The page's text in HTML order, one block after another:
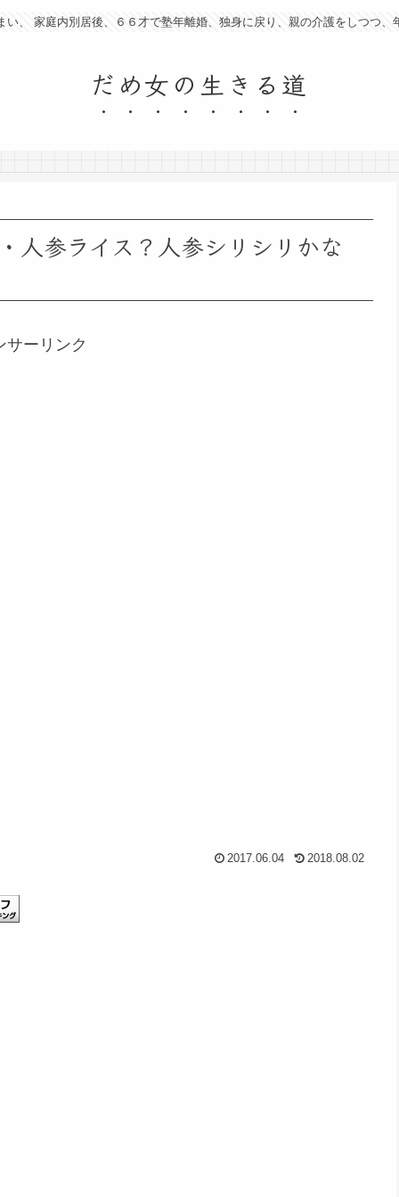
い、 家庭内別居後、６６才で塾年離婚、独身に戻り、親の介護をしつつ、
だめ女の生きる道
人参ライス？人参シリシリかな
サーリンク
2017.06.04 2018.08.02